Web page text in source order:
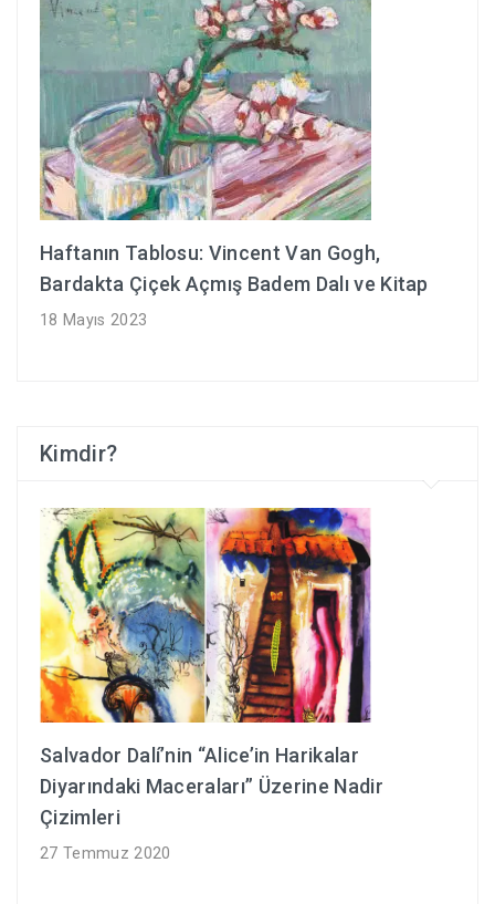
Haftanın Tablosu: Vincent Van Gogh,
Bardakta Çiçek Açmış Badem Dalı ve Kitap
18 Mayıs 2023
Kimdir?
Salvador Dalí’nin “Alice’in Harikalar
Diyarındaki Maceraları” Üzerine Nadir
Çizimleri
27 Temmuz 2020